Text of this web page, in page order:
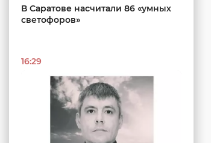
В Саратове насчитали 86 «умных
светофоров»
16:29